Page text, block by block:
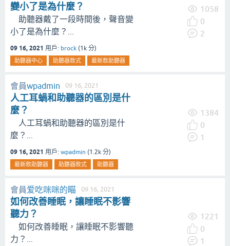
變小了是為什麼？
助聽器戴了一段時間後，聲音變
小了是為什麼？...
09 16, 2021 用戶: brock (1k 分)
助聽器中心 助聽器款式 最新款助聽器
1058
0
2
會員wpadmin 09 16, 2021
人工耳蝸和助聽器的區別是什
麼？
人工耳蝸和助聽器的區別是什
麼？...
09 16, 2021 用戶: wpadmin (1.2k 分)
最新款助聽器 助聽器款式 助聽器
1384
0
1
會員爱吃咪咪的瞄 09 16, 2021
如何改善睡眠，讓睡眠不影響
聽力？
如何改善睡眠，讓睡眠不影響聽
力？...
1221
0
1